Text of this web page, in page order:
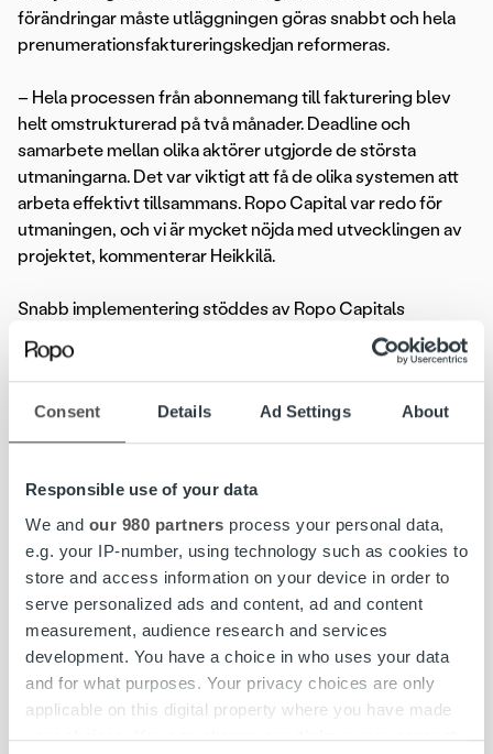
Consent Details Ad Settings About
Responsible use of your data
We and our 980 partners process your personal data,
e.g. your IP-number, using technology such as cookies to
store and access information on your device in order to
serve personalized ads and content, ad and content
measurement, audience research and services
development. You have a choice in who uses your data
and for what purposes. Your privacy choices are only
applicable on this digital property where you have made
your choices. You can change or withdraw your consent
förändringar måste utläggningen göras snabbt och hela
prenumerationsfaktureringskedjan reformeras.
– Hela processen från abonnemang till fakturering blev
helt omstrukturerad på två månader. Deadline och
samarbete mellan olika aktörer utgjorde de största
utmaningarna. Det var viktigt att få de olika systemen att
arbeta effektivt tillsammans. Ropo Capital var redo för
utmaningen, och vi är mycket nöjda med utvecklingen av
projektet, kommenterar Heikkilä.
Snabb implementering stöddes av Ropo Capitals
erfarenhet av omfattande lösningar skräddarsydda för
media- och publikationsbranschen samt dess
programvarupartnerskap med Jaicom Oy, ett företag som
ansvarar för SLP Kustannus abonnemangssystem och
Anygraaf ansvarig för SLP Kustannus
har realiserat liknande lösningar för Fokus Media och
Joutsen Media, bland andra.
– Hela förlagsbranschen är i en övergångsfas. Vi finner
segmentet mycket intressant och kommer att fortsätta
våra investeringar där. Vi har ett tjänstepaket färdig att
använda, som tar hänsyn till specifika egenskaper och
utmaningar inom sektorn. Automatisering är hörnstenarna
i vår lösning, sägerMikko Uotinen, kundansvarig på Ropo